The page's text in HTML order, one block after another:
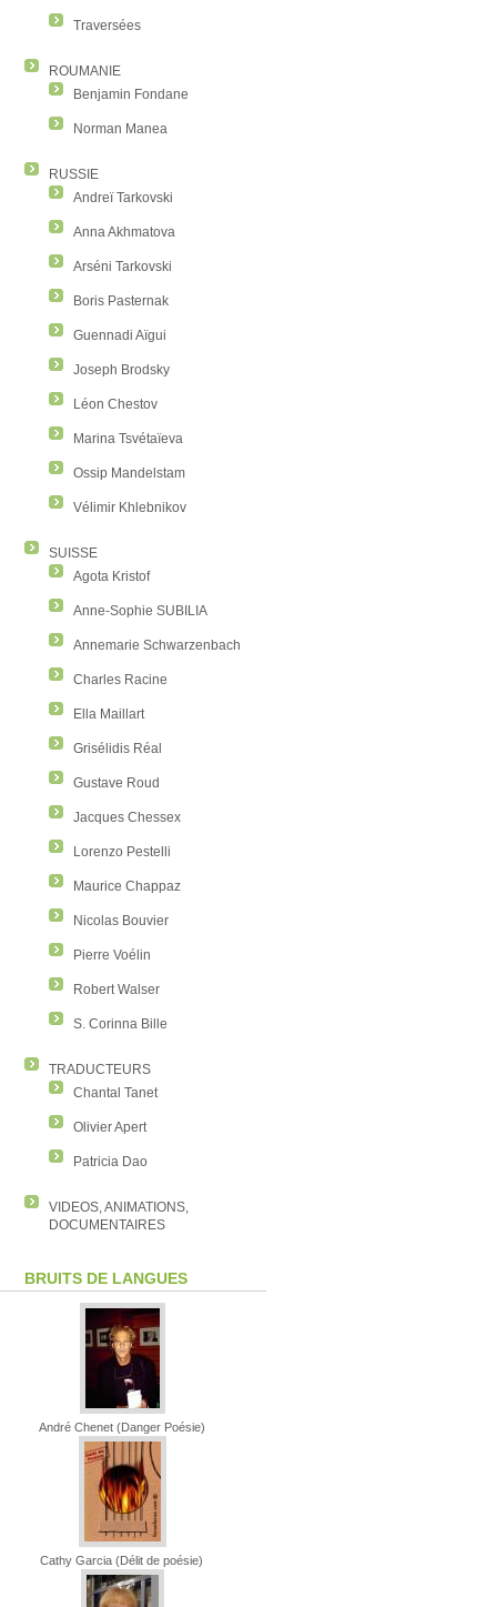
Traversées
ROUMANIE
Benjamin Fondane
Norman Manea
RUSSIE
Andreï Tarkovski
Anna Akhmatova
Arséni Tarkovski
Boris Pasternak
Guennadi Aïgui
Joseph Brodsky
Léon Chestov
Marina Tsvétaïeva
Ossip Mandelstam
Vélimir Khlebnikov
SUISSE
Agota Kristof
Anne-Sophie SUBILIA
Annemarie Schwarzenbach
Charles Racine
Ella Maillart
Grisélidis Réal
Gustave Roud
Jacques Chessex
Lorenzo Pestelli
Maurice Chappaz
Nicolas Bouvier
Pierre Voélin
Robert Walser
S. Corinna Bille
TRADUCTEURS
Chantal Tanet
Olivier Apert
Patricia Dao
VIDEOS, ANIMATIONS,
DOCUMENTAIRES
BRUITS DE LANGUES
André Chenet (Danger Poésie)
Cathy Garcia (Délit de poésie)